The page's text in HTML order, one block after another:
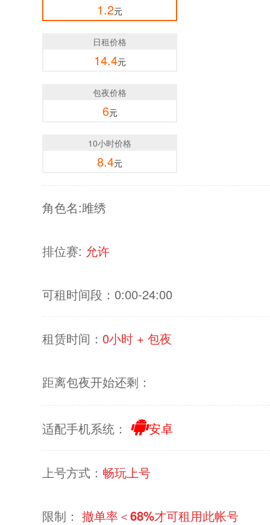
1.2元
日租价格
14.4元
包夜价格
6元
10小时价格
8.4元
角色名:雎绣
排位赛: 允许
可租时间段：0:00-24:00
租赁时间： 0小时 + 包夜
距离包夜开始还剩：
适配手机系统： 安卓
上号方式： 畅玩上号
限制： 撤单率＜68%才可租用此帐号